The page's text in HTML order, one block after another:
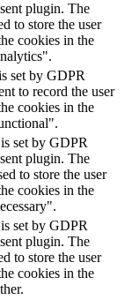
plugin. The
to store the user
cookies in the
set by GDPR
to record the user
cookies in the
set by GDPR
plugin. The
to store the user
cookies in the
set by GDPR
plugin. The
to store the user
cookies in the